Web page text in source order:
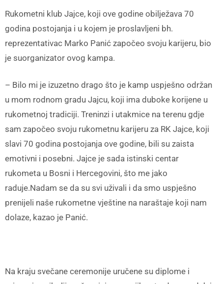
Rukometni klub Jajce, koji ove godine obilježava 70
godina postojanja i u kojem je proslavljeni bh.
reprezentativac Marko Panić započeo svoju karijeru, bio
je suorganizator ovog kampa.
– Bilo mi je izuzetno drago što je kamp uspješno održan
u mom rodnom gradu Jajcu, koji ima duboke korijene u
rukometnoj tradiciji. Treninzi i utakmice na terenu gdje
sam započeo svoju rukometnu karijeru za RK Jajce, koji
slavi 70 godina postojanja ove godine, bili su zaista
emotivni i posebni. Jajce je sada istinski centar
rukometa u Bosni i Hercegovini, što me jako
raduje.Nadam se da su svi uživali i da smo uspješno
prenijeli naše rukometne vještine na naraštaje koji nam
dolaze, kazao je Panić.
Na kraju svečane ceremonije uručene su diplome i